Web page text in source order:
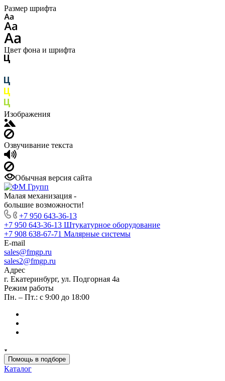
Размер шрифта
Цвет фона и шрифта
Изображения
Озвучивание текста
Обычная версия сайта
Малая механизация -
большие возможности!
+7 950 643-36-13
+7 950 643-36-13 Штукатурное оборудование
+7 908 638-67-71 Малярные системы
E-mail
sales@fmgp.ru
sales2@fmgp.ru
Адрес
г. Екатеринбург, ул. Подгорная 4а
Режим работы
Пн. – Пт.: с 9:00 до 18:00
Помощь в подборе
Каталог